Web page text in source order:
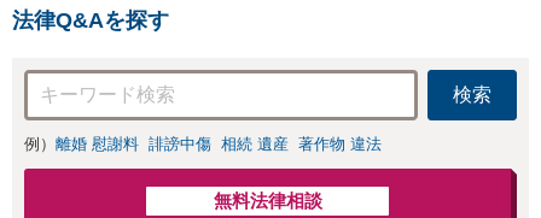
法律Q&Aを探す
検索
例） 離婚 慰謝料 誹謗中傷 相続 遺産 著作物 違法
無料法律相談